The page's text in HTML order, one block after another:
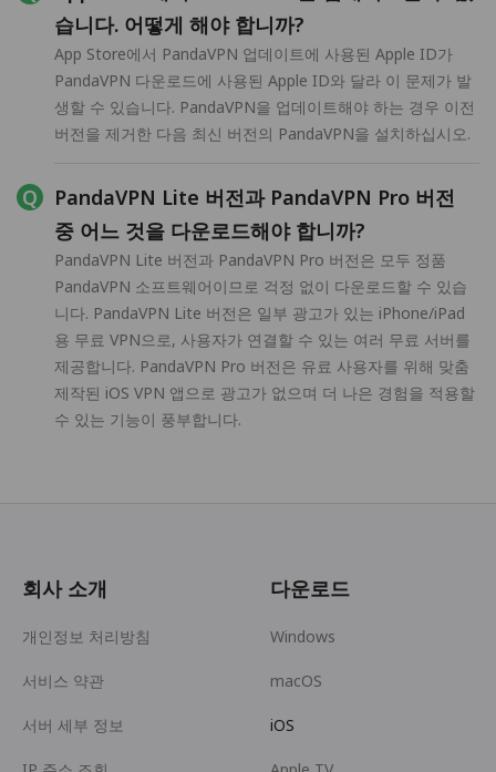
습니다. 어떻게 해야 합니까?
App Store에서 PandaVPN 업데이트에 사용된 Apple ID가
PandaVPN 다운로드에 사용된 Apple ID와 달라 이 문제가 발
생할 수 있습니다. PandaVPN을 업데이트해야 하는 경우 이전
버전을 제거한 다음 최신 버전의 PandaVPN을 설치하십시오.
PandaVPN Lite 버전과 PandaVPN Pro 버전
중 어느 것을 다운로드해야 합니까?
PandaVPN Lite 버전과 PandaVPN Pro 버전은 모두 정품
PandaVPN 소프트웨어이므로 걱정 없이 다운로드할 수 있습
니다. PandaVPN Lite 버전은 일부 광고가 있는 iPhone/iPad
용 무료 VPN으로, 사용자가 연결할 수 있는 여러 무료 서버를
제공합니다. PandaVPN Pro 버전은 유료 사용자를 위해 맞춤
제작된 iOS VPN 앱으로 광고가 없으며 더 나은 경험을 적용할
수 있는 기능이 풍부합니다.
회사 소개
개인정보 처리방침
서비스 약관
서버 세부 정보
다운로드
Windows
macOS
iOS